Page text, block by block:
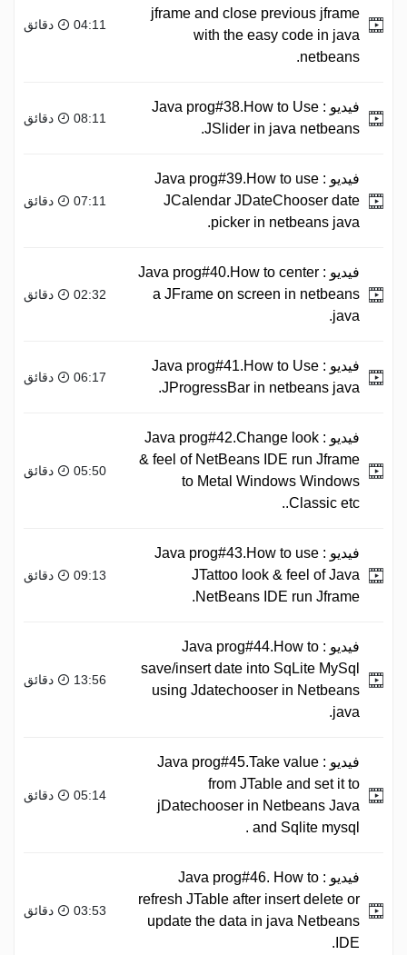
jframe and close previous jframe
with the easy code in java
netbeans.
04:11 دقائق
فيديو : Java prog#38.How to Use
JSlider in java netbeans.
08:11 دقائق
فيديو : Java prog#39.How to use
JCalendar JDateChooser date
picker in netbeans java.
07:11 دقائق
فيديو : Java prog#40.How to center
a JFrame on screen in netbeans
java.
02:32 دقائق
فيديو : Java prog#41.How to Use
JProgressBar in netbeans java.
06:17 دقائق
فيديو : Java prog#42.Change look
& feel of NetBeans IDE run Jframe
to Metal Windows Windows
Classic etc..
05:50 دقائق
فيديو : Java prog#43.How to use
JTattoo look & feel of Java
NetBeans IDE run Jframe.
09:13 دقائق
فيديو : Java prog#44.How to
save/insert date into SqLite MySql
using Jdatechooser in Netbeans
java.
13:56 دقائق
فيديو : Java prog#45.Take value
from JTable and set it to
jDatechooser in Netbeans Java
and Sqlite mysql .
05:14 دقائق
فيديو : Java prog#46. How to
refresh JTable after insert delete or
update the data in java Netbeans
IDE.
03:53 دقائق